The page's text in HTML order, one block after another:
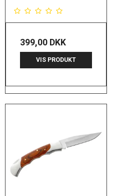
399,00 DKK
VIS PRODUKT